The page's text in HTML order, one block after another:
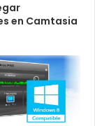
en Camtasia